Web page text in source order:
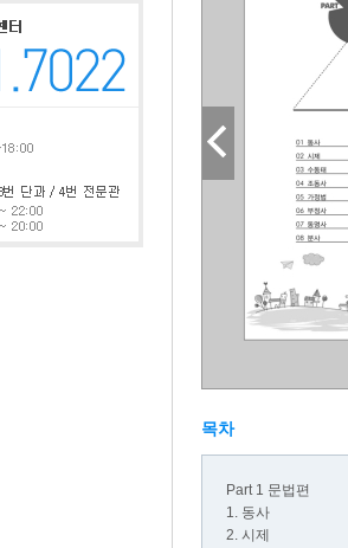
목차
Part 1 문법편
1. 동사
2. 시제